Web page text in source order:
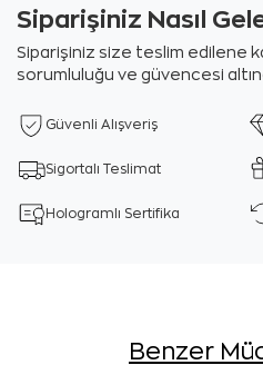
Siparişiniz Nasıl
Siparişiniz size teslim edilene
sorumluluğu ve güvencesi
Güvenli Alışveriş
Sigortalı Teslimat
Hologramlı Sertifika
Benzer